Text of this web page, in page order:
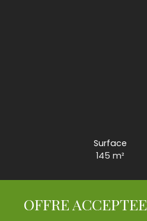
Surface
145m²
OFFRE ACCEPTEE